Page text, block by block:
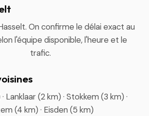
On confirme le délai exact au
l'équipe disponible, l'heure et le
trafic.
Lanklaar (2 km) · Stokkem (3 km) ·
(4 km) · Eisden (5 km)